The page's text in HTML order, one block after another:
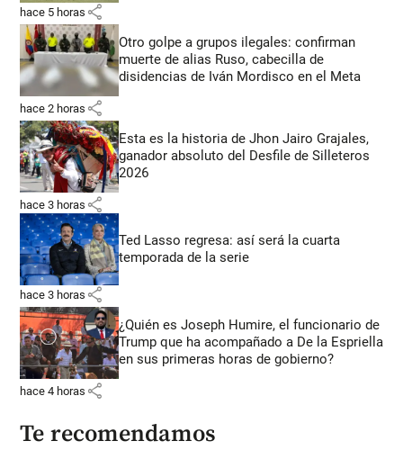
hace 5 horas share
Otro golpe a grupos ilegales: confirman
muerte de alias Ruso, cabecilla de
disidencias de Iván Mordisco en el Meta
hace 2 horas share
Esta es la historia de Jhon Jairo Grajales,
ganador absoluto del Desfile de Silleteros
2026
hace 3 horas share
Ted Lasso regresa: así será la cuarta
temporada de la serie
hace 3 horas share
¿Quién es Joseph Humire, el funcionario de
Trump que ha acompañado a De la Espriella
en sus primeras horas de gobierno?
hace 4 horas share
Te recomendamos